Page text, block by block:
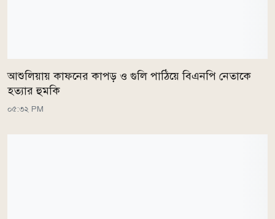
আশুলিয়ায় কাফনের কাপড় ও গুলি পাঠিয়ে বিএনপি নেতাকে
হত্যার হুমকি
০৫:৩২ PM